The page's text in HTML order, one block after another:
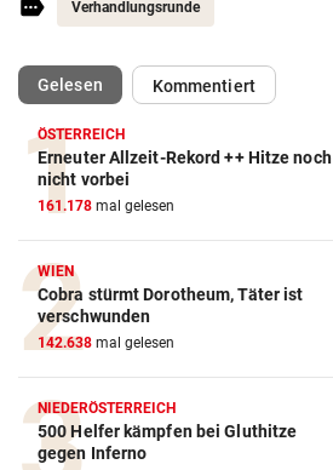
Verhandlungsrunde
Gelesen(ausgewählt)Kommentiert
ÖSTERREICH
Erneuter Allzeit-Rekord ++ Hitze noch
nicht vorbei
161.178 mal gelesen
WIEN
Cobra stürmt Dorotheum, Täter ist
verschwunden
142.638 mal gelesen
NIEDERÖSTERREICH
500 Helfer kämpfen bei Gluthitze
gegen Inferno